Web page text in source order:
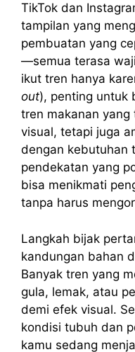
TikTok dan
tampilan yang
pembuatan yang
—semua terasa
ikut tren hanya
out), penting untuk
tren makanan yang
visual, tetapi juga
dengan kebutuhan
pendekatan yang
bisa menikmati
tanpa harus
Langkah bijak
kandungan bahan
Banyak tren yang
gula, lemak, atau
demi efek visual.
kondisi tubuh dan
kamu sedang